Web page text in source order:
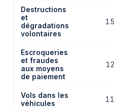
Destructions
et
dégradations
volontaires
Escroqueries
et fraudes
aux moyens
de paiement
Vols dans les
véhicules